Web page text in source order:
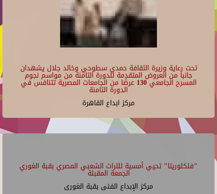
تحت رعاية وزيرة الثقافة حمدي سطوحي وخالد جلال يشهدان
جانبا من العروض المتقدمة للدورة الثامنة من مواسم نجوم
المسرح الجامعي 130 عرضًا من الجامعات المصرية تتنافس في
الدورة الثامنة
مركز ابداع القاهرة
"فلكلوريتا" تحيي أمسية للتراث الشعبي المصري بقبة الغوري
الجمعة المقبلة
مركز الإبداع الفنى بقبة الغورى